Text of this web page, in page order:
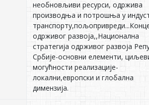
необновљиви ресурси, одржива
производња и потрошња у
одрживог развоја,,Национална
стратегија одрживог развоја
Србије-основни елементи,
могућности реализације-
локални,европски и глобална
димензија.